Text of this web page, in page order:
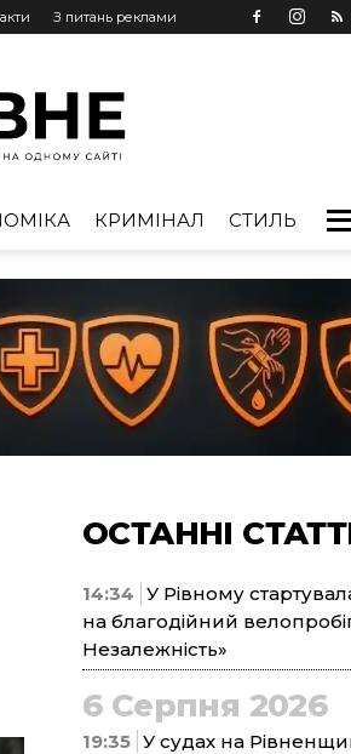
З питань реклами
КРИМІНАЛ СТИЛЬ
ОСТАННІ
14:34 У Рівному
на благодійний
Незалежність»
6 Серпня 2026
19:35 У судах на